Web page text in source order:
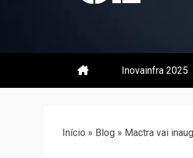
Inovainfra 2025
Início » Blog » Mactra vai